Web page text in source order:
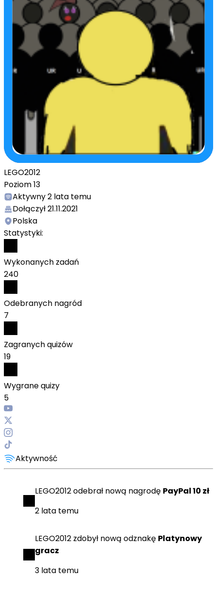
LEGO2012
Poziom13
Aktywny2 lata temu
Dołączył21.11.2021
Polska
Statystyki:
Wykonanych zadań
240
Odebranych nagród
7
Zagranych quizów
19
Wygrane quizy
5
Aktywność
LEGO2012odebrał nową nagrodę PayPal 10 zł
2 lata temu
LEGO2012 zdobył nową odznakę Platynowy
gracz
3 lata temu